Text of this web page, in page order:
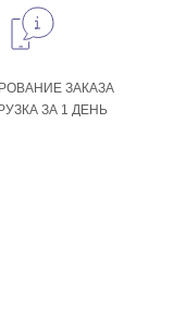
ЗАКАЗА
ЗА 1 ДЕНЬ